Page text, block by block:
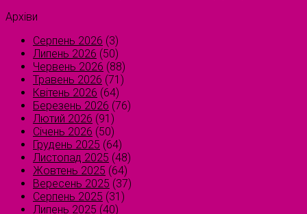
Архіви
Серпень 2026 (3)
Липень 2026 (50)
Червень 2026 (88)
Травень 2026 (71)
Квітень 2026 (64)
Березень 2026 (76)
Лютий 2026 (91)
Січень 2026 (50)
Грудень 2025 (64)
Листопад 2025 (48)
Жовтень 2025 (64)
Вересень 2025 (37)
Серпень 2025 (31)
Липень 2025 (40)